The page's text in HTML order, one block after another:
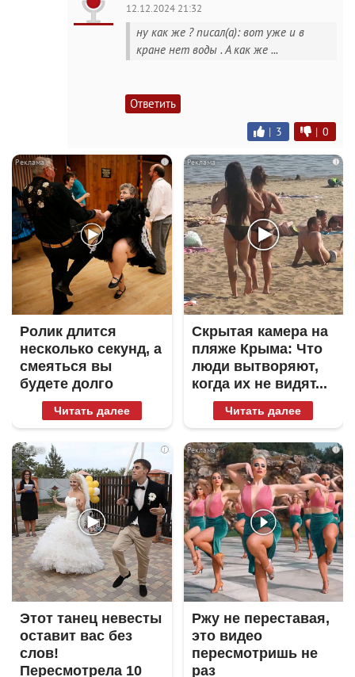
12.12.2024 21:32
ну как же ? писал(а): вот уже и в
кране нет воды . А как же ...
Ответить
| 3 | 0
i
Ролик длится
несколько секунд, а
смеяться вы
будете долго
Читать далее
i
Скрытая камера на
пляже Крыма: Что
люди вытворяют,
когда их не видят...
Читать далее
i
Этот танец невесты
оставит вас без
слов!
Пересмотрела 10
i
Ржу не переставая,
это видео
пересмотришь не
раз